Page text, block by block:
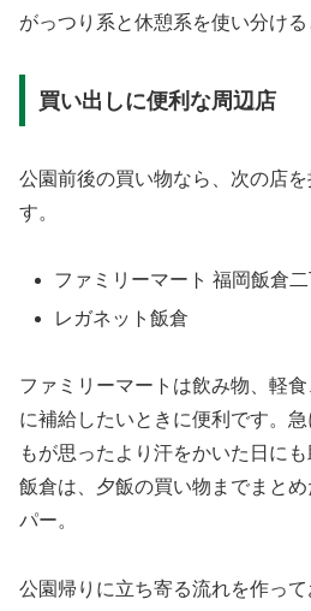
がっつり系と休憩系を使い分ける
買い出しに便利な周辺店
公園前後の買い物なら、次の店
す。
ファミリーマート 福岡飯倉
レガネット飯倉
ファミリーマートは飲み物、軽
に補給したいときに便利です。
もが思ったより汗をかいた日に
飯倉は、夕飯の買い物までまと
パー。
公園帰りに立ち寄る流れを作っ